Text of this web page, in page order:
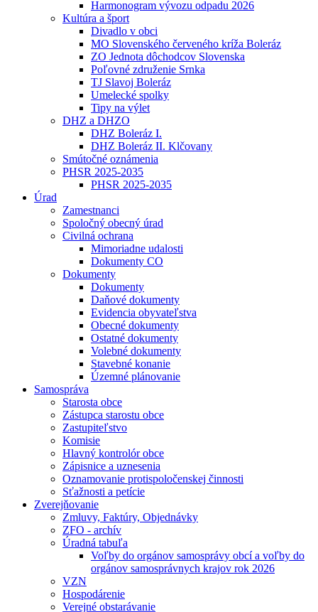
Harmonogram vývozu odpadu 2026
Kultúra a šport
Divadlo v obci
MO Slovenského červeného kríža Boleráz
ZO Jednota dôchodcov Slovenska
Poľovné združenie Srnka
TJ Slavoj Boleráz
Umelecké spolky
Tipy na výlet
DHZ a DHZO
DHZ Boleráz I.
DHZ Boleráz II. Klčovany
Smútočné oznámenia
PHSR 2025-2035
PHSR 2025-2035
Úrad
Zamestnanci
Spoločný obecný úrad
Civilná ochrana
Mimoriadne udalosti
Dokumenty CO
Dokumenty
Dokumenty
Daňové dokumenty
Evidencia obyvateľstva
Obecné dokumenty
Ostatné dokumenty
Volebné dokumenty
Stavebné konanie
Územné plánovanie
Samospráva
Starosta obce
Zástupca starostu obce
Zastupiteľstvo
Komisie
Hlavný kontrolór obce
Zápisnice a uznesenia
Oznamovanie protispoločenskej činnosti
Sťažnosti a petície
Zverejňovanie
Zmluvy, Faktúry, Objednávky
ZFO - archív
Úradná tabuľa
Voľby do orgánov samosprávy obcí a voľby do
orgánov samosprávnych krajov rok 2026
VZN
Hospodárenie
Verejné obstarávanie